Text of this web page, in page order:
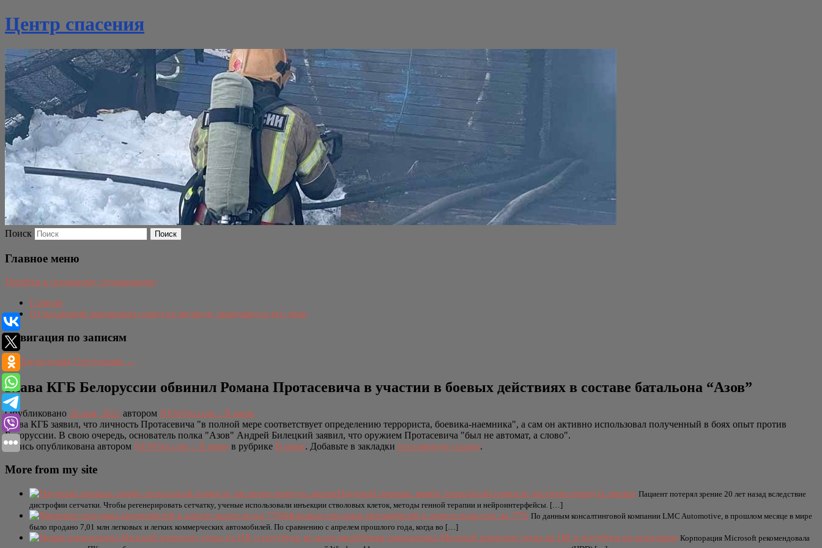
Центр спасения
Поиск
Главное меню
Перейти к основному содержимому
Главная
Отдыхающий американец напугал медведя, зашедшего в его двор
Навигация по записям
←Предыдущая Следующая →
Глава КГБ Белоруссии обвинил Романа Протасевича в участии в боевых действиях в составе батальона “Азов”
Опубликовано 26 мая, 2021 автором NEWSru.com :: В мире
Глава КГБ заявил, что личность Протасевича "в полной мере соответствует определению террориста, боевика-наемника", а сам он активно использовал полученный в боях опыт против
Белоруссии. В свою очередь, основатель полка "Азов" Андрей Билецкий заявил, что оружием Протасевича "был не автомат, а слово".
Запись опубликована автором NEWSru.com :: В мире в рубрике В мире. Добавьте в закладки постоянную ссылку.
More from my site
Научный прорыв: комбо технологий помогло частично вернуть зрение Пациент потерял зрение 20 лет назад вследствие
дистрофии сетчатки. Чтобы регенерировать сетчатку, ученые использовали инъекции стволовых клеток, методы генной терапии и нейроинтерфейсы. […]
Мировые продажи автомобилей в апреле выросли на 77% По данным консалтинговой компании LMC Automotive, в прошлом месяце в мире
было продано 7,01 млн легковых и легких коммерческих автомобилей. По сравнению с апрелем прошлого года, когда во […]
Новая инициатива Microsoft взвинтит цены на ПК и ноутбуки во всем мире Корпорация Microsoft рекомендовала